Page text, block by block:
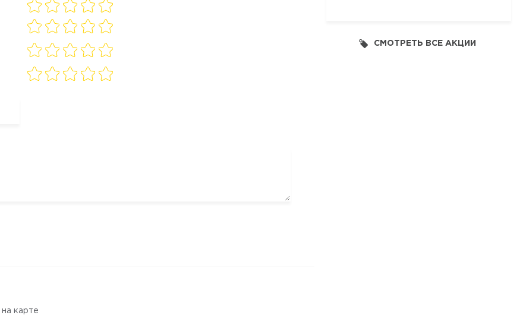
СМОТРЕТЬ ВСЕ АКЦИИ
на карте